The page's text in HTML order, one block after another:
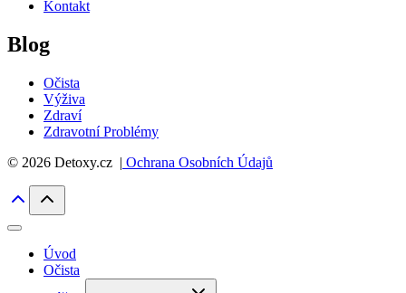
Kontakt
Blog
Očista
Výživa
Zdraví
Zdravotní Problémy
© 2026 Detoxy.cz | Ochrana Osobních Údajů
Úvod
Očista